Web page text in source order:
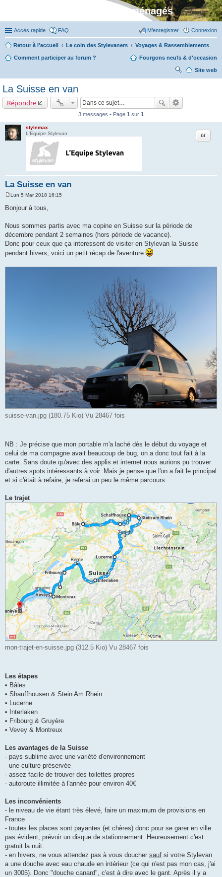
Stylevan - Vans aménagés
Accès rapide FAQ Connexion
M’enregistrer
Retour à l'accueil Le coin des Stylevaners Voyages & Rassemblements
Comment participer au forum ? Fourgons neufs & d'occasion
Site web
ch
La Suisse en van
Répondre
3 messages • Page 1 sur 1
stylemax
L'Equipe Stylevan
La Suisse en van
Citation
s
g
e
Lun 5 Mar 2018 16:15
Bonjour à tous,
Nous sommes partis avec ma copine en Suisse sur la période de
décembre pendant 2 semaines (hors période de vacance).
Donc pour ceux que ça interessent de visiter en Stylevan la Suisse
pendant hivers, voici un petit récap de l'aventure
suisse-van.jpg (180.75 Kio) Vu 28467 fois
NB : Je précise que mon portable m'a laché dès le début du voyage et
celui de ma compagne avait beaucoup de bug, on a donc tout fait à la
carte. Sans doute qu'avec des applis et internet nous aurions pu trouver
d'autres spots intéressants à voir. Mais je pense que l'on a fait le principal
et si c'était à refaire, je referai un peu le même parcours.
Le trajet
mon-trajet-en-suisse.jpg (312.5 Kio) Vu 28467 fois
Les étapes
• Bâles
• Shauffhousen & Stein Am Rhein
• Lucerne
• Interlaken
• Fribourg & Gruyère
• Vevey & Montreux
Les avantages de la Suisse
- pays sublime avec une variété d'environnement
- une culture préservée
- assez facile de trouver des toilettes propres
- autoroute illimitée à l'année pour environ 40€
Les inconvénients
- le niveau de vie étant très élevé, faire un maximum de provisions en
France
- toutes les places sont payantes (et chères) donc pour se garer en ville
pas évident, prévoir un disque de stationnement. Heureusement c'est
gratuit la nuit.
- en hivers, ne vous attendez pas à vous doucher sauf si votre Stylevan
a une douche avec eau chaude en intérieur (ce qui n'est pas mon cas, j'ai
un 3005). Donc "douche canard", c'est à dire avec le gant. Après il y a